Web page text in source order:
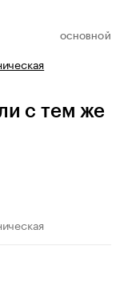
ОСНОВНОЙ
с тем же